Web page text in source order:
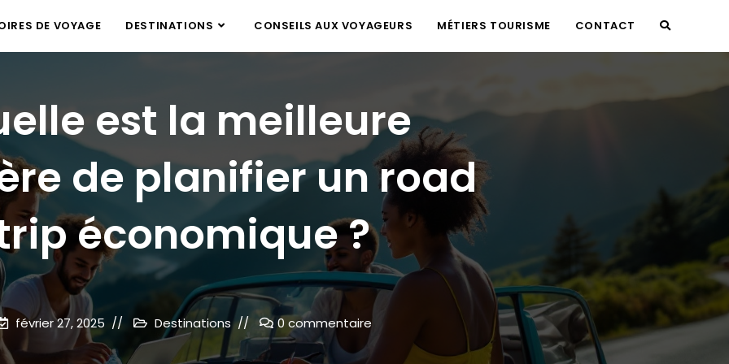
DE VOYAGE DESTINATIONS CONSEILS AUX VOYAGEURS MÉTIERS TOURISME CONTACT TOGGLE
est la meilleure
de planifier un road
économique ?
février 27, 2025 Destinations 0 commentaire